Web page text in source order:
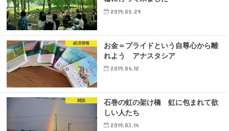
2019.05.29
経済情報
お金＝プライドという自尊心から離
れよう アナスタシア
2019.04.12
雑談
石巻の虹の架け橋 虹に包まれて欲
しい人たち
2019.03.14